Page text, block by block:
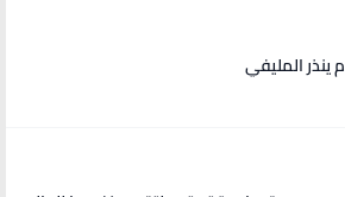
ينذر المليفي